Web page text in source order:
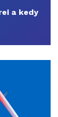
a kedy